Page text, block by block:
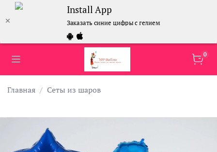
Install App
Заказать синие цифры с гелием
0
Главная Сеты из шаров